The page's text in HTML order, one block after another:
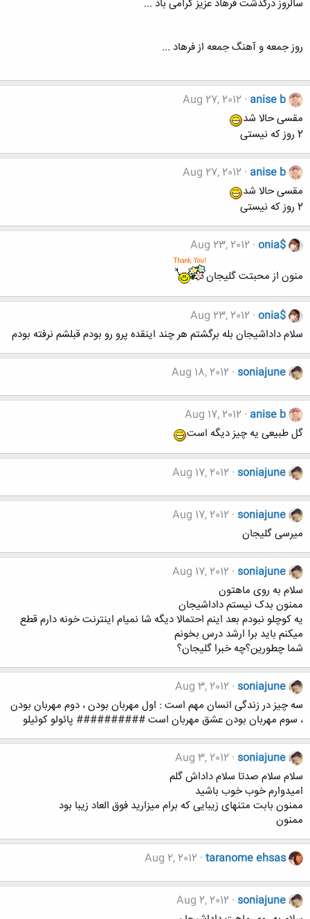
سالروز درگذشت فرهاد عزیز گرامی باد ...
روز جمعه و آهنگ جمعه از فرهاد ...
anise b
Aug 27, 2012
مقسی حالا شد
2 روز که نیستی
anise b
Aug 27, 2012
مقسی حالا شد
2 روز که نیستی
onia$
Aug 23, 2012
منون از محبتت گلیجان
onia$
Aug 23, 2012
سلام داداشیجان بله برگشتم هر چند اینقده پرو رو بودم قبلشم نرفته بودم
soniajune
Aug 18, 2012
anise b
Aug 17, 2012
گل طبیعی یه چیز دیگه است
soniajune
Aug 17, 2012
soniajune
Aug 17, 2012
میرسی گلیجان
soniajune
Aug 17, 2012
سلام به روی ماهتون
ممنون بدک نیستم داداشیجان
یه کوچلو نبودم بعد اینم احتمالا دیگه شا نمیام اینترنت خونه دارم قطع
میکنم باید برا ارشد درس بخونم
شما چطورین؟چه خبرا گلیجان؟
soniajune
Aug 3, 2012
سه چیز در زندگی انسان مهم است : اول مهربان بودن ، دوم مهربان بودن
، سوم مهربان بودن عشق مهربان است ########## پائولو کوئیلو
soniajune
Aug 3, 2012
سلام سلام صدتا سلام داداش گلم
امیدوارم خوب خوب باشید
ممنون بابت متنهای زیبایی که برام میزارید فوق العاد زیبا بود
ممنون
taranome ehsas
Aug 2, 2012
soniajune
Aug 2, 2012